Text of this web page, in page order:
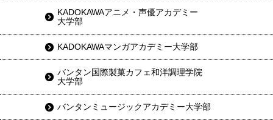
KADOKAWAアニメ・声優アカデミー
大学部
KADOKAWAマンガアカデミー大学部
バンタン国際製菓カフェ和洋調理学院
大学部
バンタンミュージックアカデミー大学部